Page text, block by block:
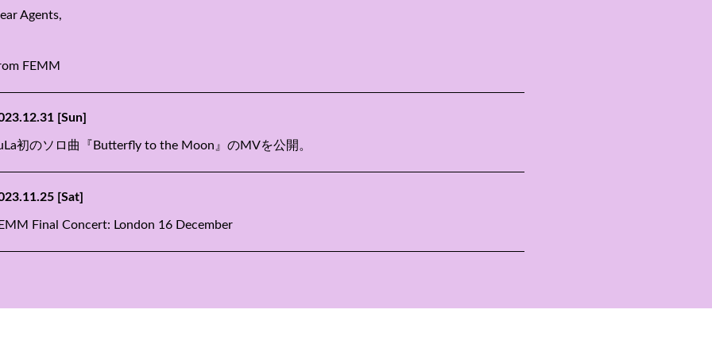
Agents,
FEMM
[Sun]
初のソロ曲『Butterfly to the Moon』のMVを公開。
[Sat]
Final Concert: London 16 December